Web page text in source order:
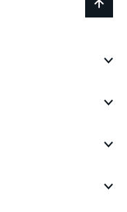
back